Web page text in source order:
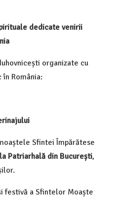
dedicate venirii
organizate cu
România:
Sfintei Împărătese
Patriarhală din București,
festivă a Sfintelor Moaște